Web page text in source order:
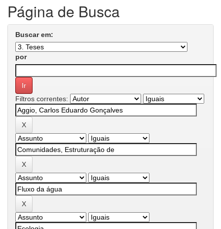
Página de Busca
Buscar em:
por
Filtros correntes: